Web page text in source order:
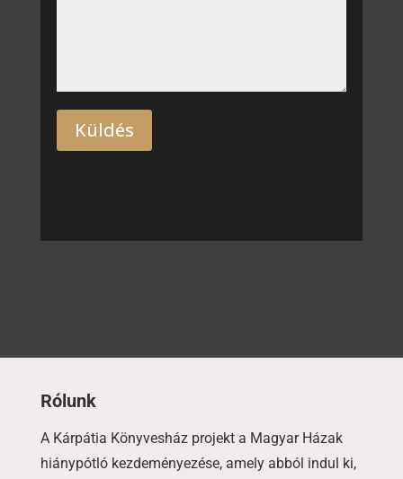
Küldés
Rólunk
A Kárpátia Könyvesház projekt a Magyar Házak
hiánypótló kezdeményezése, amely abból indul ki,